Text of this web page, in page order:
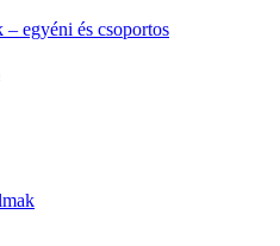
– egyéni és csoportos